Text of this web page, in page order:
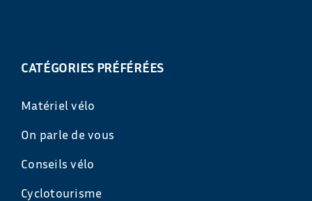
CATÉGORIES PRÉFÉRÉES
Matériel vélo
On parle de vous
Conseils vélo
Cyclotourisme